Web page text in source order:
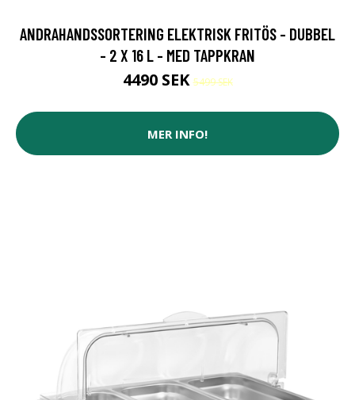
ANDRAHANDSSORTERING ELEKTRISK FRITÖS - DUBBEL
- 2 X 16 L - MED TAPPKRAN
4490 SEK5499 SEK
MER INFO!